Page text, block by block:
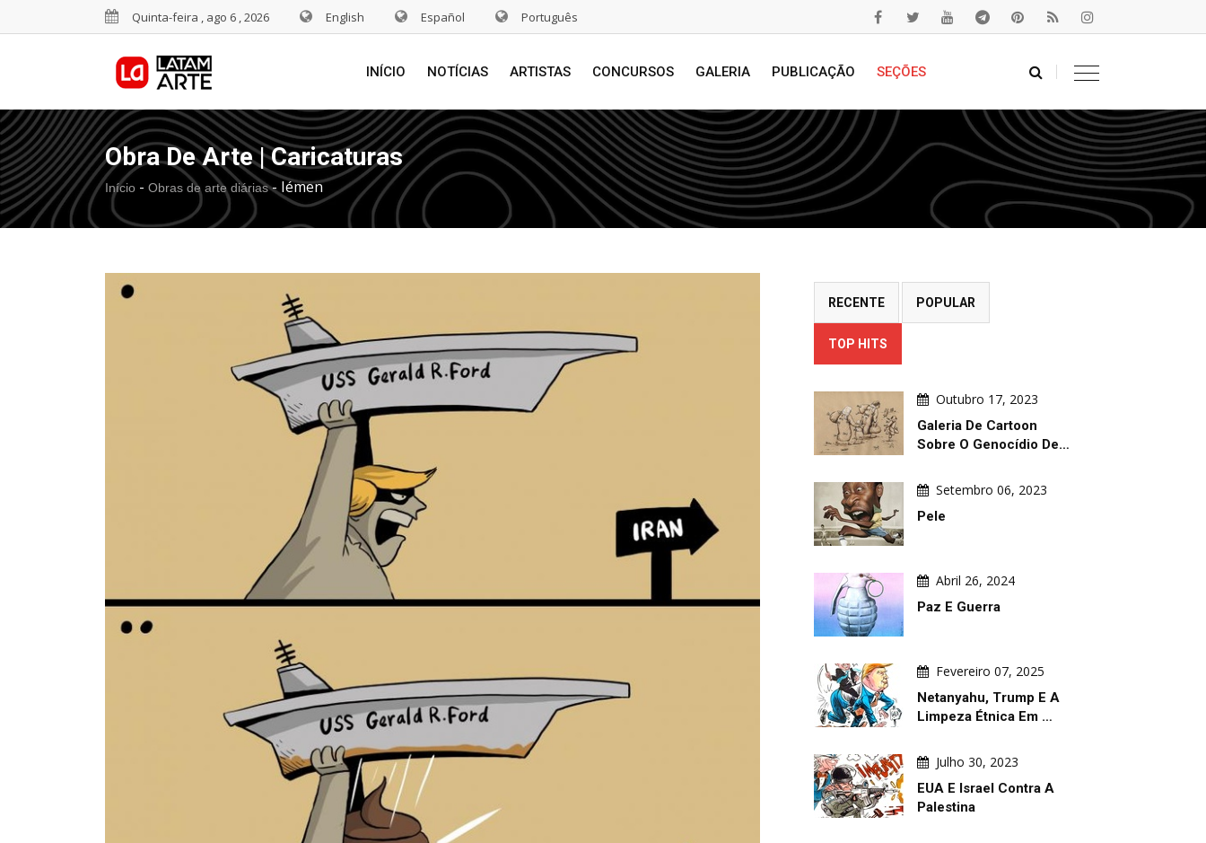
Quinta-feira , ago 6 , 2026 English Español Português
INÍCIO NOTÍCIAS ARTISTAS CONCURSOS GALERIA PUBLICAÇÃO SEÇÕES
Obra De Arte | Caricaturas
Início - Obras de arte diárias- Iémen
RECENTE POPULAR
TOP HITS
Outubro 17, 2023
Galeria De Cartoon
Sobre O Genocídio De…
Setembro 06, 2023
Pele
Abril 26, 2024
Paz E Guerra
Fevereiro 07, 2025
Netanyahu, Trump E A
Limpeza Étnica Em …
Julho 30, 2023
EUA E Israel Contra A
Palestina